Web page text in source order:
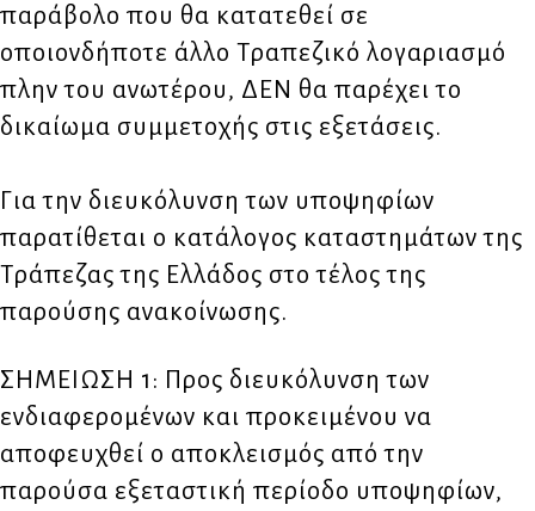
παράβολο που θα κατατεθεί σε
οποιονδήποτε άλλο Τραπεζικό λογαριασμό
πλην του ανωτέρου, ΔΕΝ θα παρέχει το
δικαίωμα συμμετοχής στις εξετάσεις.
Για την διευκόλυνση των υποψηφίων
παρατίθεται ο κατάλογος καταστημάτων της
Τράπεζας της Ελλάδος στο τέλος της
παρούσης ανακοίνωσης.
ΣΗΜΕΙΩΣΗ 1: Προς διευκόλυνση των
ενδιαφερομένων και προκειμένου να
αποφευχθεί ο αποκλεισμός από την
παρούσα εξεταστική περίοδο υποψηφίων,